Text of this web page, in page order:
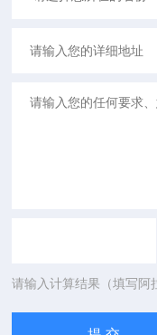
请输入计算结果（填写阿